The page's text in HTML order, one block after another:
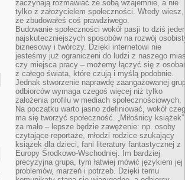
zaczynają rozmawiać ze sobą wzajemnie, a nie
tylko z założycielem społeczności. Wtedy wiesz,
że zbudowałeś coś prawdziwego.
Budowanie społeczności wokół pasji to dziś
najskuteczniejszych sposobów na rozwój
biznesowy i twórczy. Dzięki internetowi nie
jesteśmy już ograniczeni do ludzi z naszego
czy miejsca pracy – możemy łączyć się z
z całego świata, które czują i myślą podobnie.
Jednak stworzenie naprawdę zaangażowanej
odbiorców wymaga czegoś więcej niż tylko
założenia profilu w mediach społecznościowych.
Na początku warto jasno zdefiniować, wokół
ma się tworzyć społeczność. „Miłośnicy
za mało – lepsze będzie zawężenie: np. osoby
czytające reportaże, młodzi rodzice szukający
książek dla dzieci, fani literatury fantastycznej z
Europy Środkowo-Wschodniej. Im bardziej
precyzyjna grupa, tym łatwiej mówić językiem jej
problemów, marzeń i potrzeb. Dzięki temu